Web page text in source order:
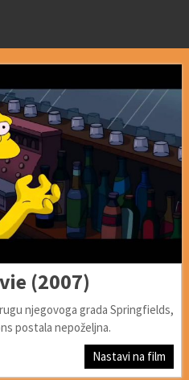
(2007)
njegovoga grada Springfields,
postala nepoželjna.
Nastavi na film